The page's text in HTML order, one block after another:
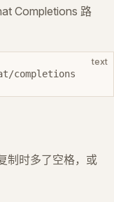
Completions 路
text
completions
制时多了空格，或